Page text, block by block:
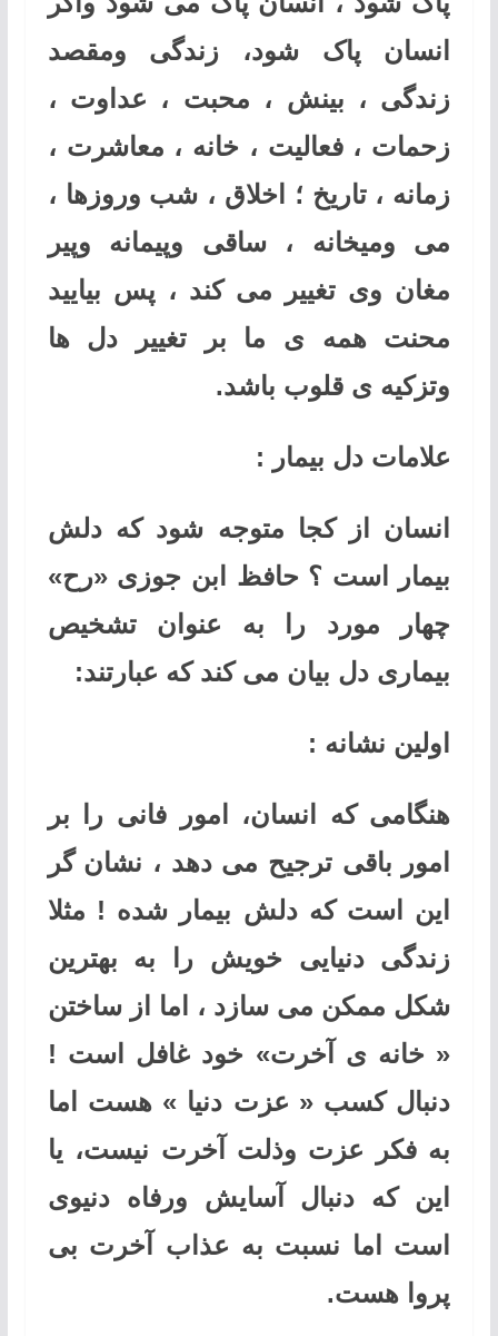
انسان پاک شود، زندگی ومقصد
زندگی ، بینش ، محبت ، عداوت ،
زحمات ، فعالیت ، خانه ، معاشرت ،
زمانه ، تاریخ ؛ اخلاق ، شب وروزها ،
می ومیخانه ، ساقی وپیمانه وپیر
مغان وی تغییر می کند ، پس بیایید
محنت همه ی ما بر تغییر دل ها
وتزکیه ی قلوب باشد.
علامات دل بیمار :
انسان از کجا متوجه شود که دلش
بیمار است ؟ حافظ ابن جوزی «رح»
چهار مورد را به عنوان تشخیص
بیماری دل بیان می کند که عبارتند:
اولین نشانه :
هنگامی که انسان، امور فانی را بر
امور باقی ترجیح می دهد ، نشان گر
این است که دلش بیمار شده ! مثلا
زندگی دنیایی خویش را به بهترین
شکل ممکن می سازد ، اما از ساختن
« خانه ی آخرت» خود غافل است !
دنبال کسب « عزت دنیا » هست اما
به فکر عزت وذلت آخرت نیست، یا
این که دنبال آسایش ورفاه دنیوی
است اما نسبت به عذاب آخرت بی
پروا هست.